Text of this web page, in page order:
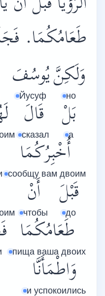
طَعَامُكُمَا.
وَلَكِنَّ
но
يُوسُفَ
Йусуф
بَلْ
а
قَالَ
сказал
أُخْبِرُكُمَا
сообщу вам двоим
قَبْلَ
до
أَنْ
чтобы
طَعَامُكُمَا
пища ваша двоих
وَاطْمَأَنَّا
и успокоились